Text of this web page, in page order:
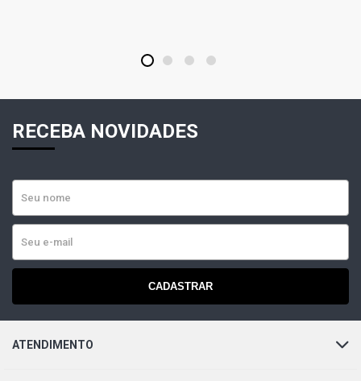
1 2 3 4
RECEBA NOVIDADES
CADASTRAR
ATENDIMENTO